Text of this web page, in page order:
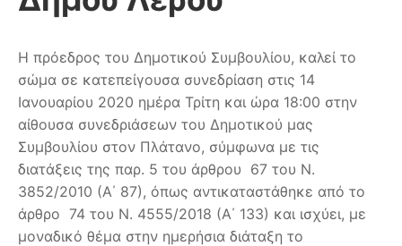
Η πρόεδρος του Δημοτικού Συμβουλίου, καλεί το
σώμα σε κατεπείγουσα συνεδρίαση στις 14
Ιανουαρίου 2020 ημέρα Τρίτη και ώρα 18:00 στην
αίθουσα συνεδριάσεων του Δημοτικού μας
Συμβουλίου στον Πλάτανο, σύμφωνα με τις
διατάξεις της παρ. 5 του άρθρου 67 του Ν.
3852/2010 (Α΄ 87), όπως αντικαταστάθηκε από το
άρθρο 74 του Ν. 4555/2018 (Α΄ 133) και ισχύει, με
μοναδικό θέμα στην ημερήσια διάταξη το